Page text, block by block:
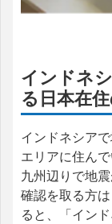
インドネ
る日本在
インドネシア
エリアに住ん
九州辺りで地
確認を取る方
ると、「イン